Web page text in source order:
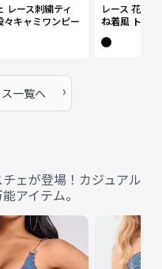
レース刺繍ティ
々キャミワンピー
レース 花柄
ね着風 トッ
一覧へ ›
ェが登場！カジュアル
アイテム。